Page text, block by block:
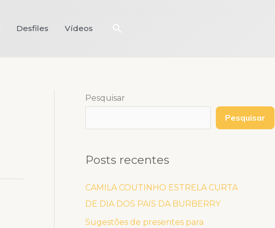
Desfiles Vídeos Pesquisar
Pesquisar
Pesquisar
Posts recentes
CAMILA COUTINHO ESTRELA CURTA
DE DIA DOS PAIS DA BURBERRY
Sugestões de presentes para